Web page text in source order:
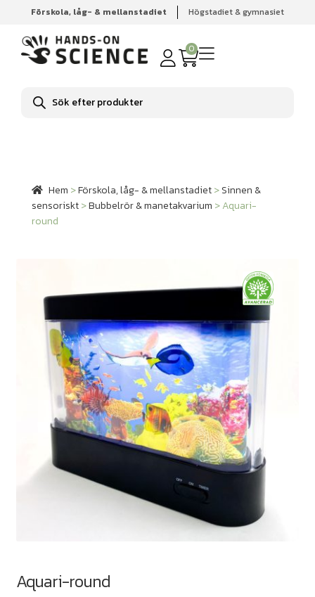
Förskola, låg- & mellanstadiet Högstadiet & gymnasiet
0
Produktsökning
Hem Förskola, låg- & mellanstadiet
Sinnen & sensoriskt
Bubbelrör & manetakvarium
Hem >Förskola, låg- & mellanstadiet>Sinnen &
sensoriskt>Bubbelrör & manetakvarium >Aquari-
round
Aquari-round